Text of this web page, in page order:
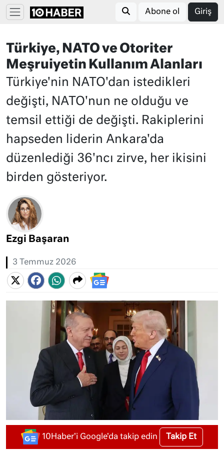
Abone ol Giriş
Türkiye, NATO ve Otoriter
Meşruiyetin Kullanım Alanları
Türkiye'nin NATO'dan istedikleri
değişti, NATO'nun ne olduğu ve
temsil ettiği de değişti. Rakiplerini
hapseden liderin Ankara'da
düzenlediği 36'ncı zirve, her ikisini
birden gösteriyor.
Ezgi Başaran
3 Temmuz 2026
10Haber'i Google'da takip edin Takip Et